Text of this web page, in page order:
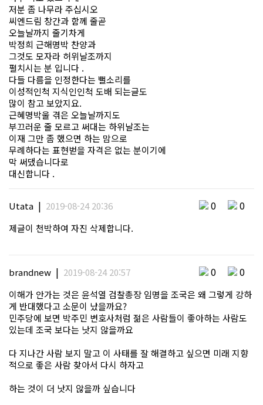
저분 좀 나무라 주십시오
씨엔드림 창간과 함께 줄곧
오늘날까지 줄기차게
박정희 근해명박 찬양과
그것도 모자라 허위날조까지
펼치시는 분 입니다 .
다들 다름을 인정한다는 뻘소리를
이성적인척 지식인인척 도배 되는글도
많이 참고 보았지요.
근혜명박울 겪은 오늘날까지도
부끄러운 줄 모르고 써대는 하위날조는
이재 그만 좀 했으면 하는 맘으로
무례하다는 표현벋을 자격은 없는 분이기에
막 써댔습니다로
대신합니다 .
Utata | 2019-08-24 20:36 0 0
제글이 천박하여 자진 삭제합니다.
brandnew | 2019-08-24 20:57 0 0
이해가 안가는 것은 윤석열 검찰총장 임명을 조국은 왜 그렇게 강하
게 반대했다고 소문이 났을까요?
민주당에 보면 박주민 변호사처럼 젊은 사람들이 좋아하는 사람도
있는데 조국 보다는 낫지 않을까요
다 지나간 사람 보지 말고 이 사태를 잘 해결하고 싶으면 미래 지향
적으로 좋은 사람 찾아서 다시 하자고
하는 것이 더 낫지 않을까 싶습니다